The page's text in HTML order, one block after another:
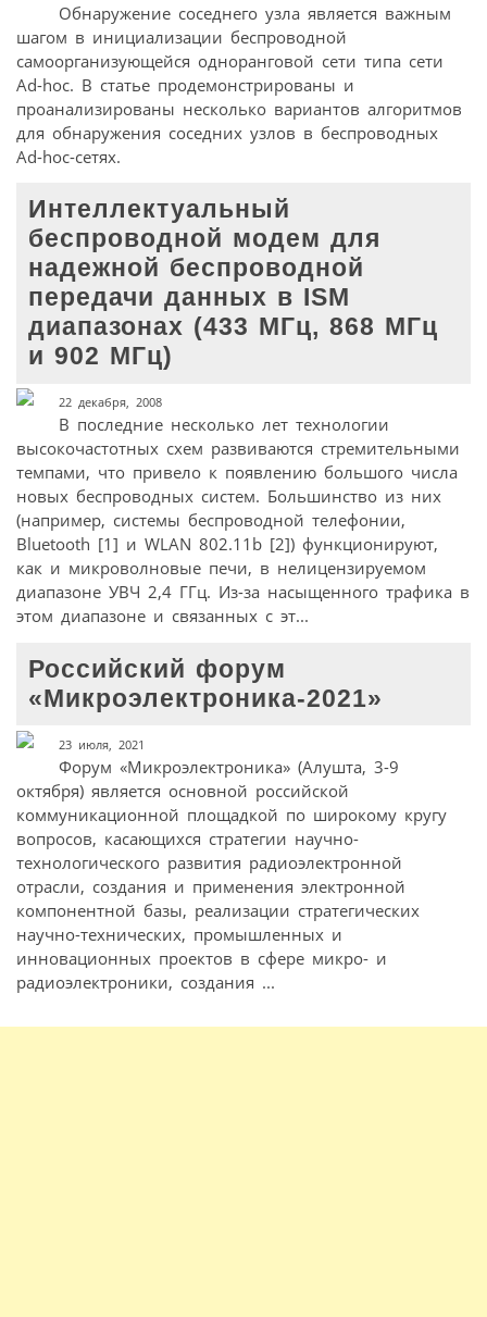
Обнаружение соседнего узла является важным
шагом в инициализации беспроводной
самоорганизующейся одноранговой сети типа сети
Ad-hoc. В статье продемонстрированы и
проанализированы несколько вариантов алгоритмов
для обнаружения соседних узлов в беспроводных
Ad-hoc-сетях.
Интеллектуальный
беспроводной модем для
надежной беспроводной
передачи данных в ISM
диапазонах (433 МГц, 868 МГц
и 902 МГц)
22 декабря, 2008
В последние несколько лет технологии
высокочастотных схем развиваются стремительными
темпами, что привело к появлению большого числа
новых беспроводных систем. Большинство из них
(например, системы беспроводной телефонии,
Bluetooth [1] и WLAN 802.11b [2]) функционируют,
как и микроволновые печи, в нелицензируемом
диапазоне УВЧ 2,4 ГГц. Из-за насыщенного трафика в
этом диапазоне и связанных с эт...
Российский форум
«Микроэлектроника-2021»
23 июля, 2021
Форум «Микроэлектроника» (Алушта, 3-9
октября) является основной российской
коммуникационной площадкой по широкому кругу
вопросов, касающихся стратегии научно-
технологического развития радиоэлектронной
отрасли, создания и применения электронной
компонентной базы, реализации стратегических
научно-технических, промышленных и
инновационных проектов в сфере микро- и
радиоэлектроники, создания ...